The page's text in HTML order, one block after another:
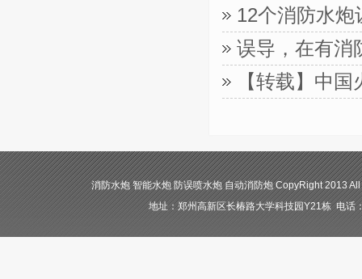
12个消防水
误导，在有消
【转载】中
消防水炮 智能水炮 防误喷水炮 自动消防炮 CopyRight 2013
地址：郑州高新区长椿路大学科技园Y21栋 电